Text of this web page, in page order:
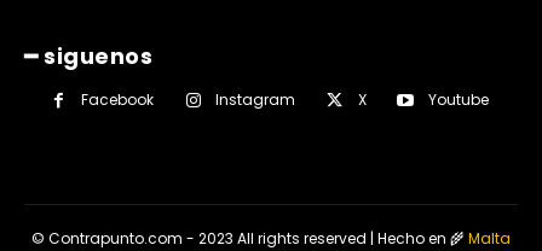
━ siguenos
Facebook Instagram X Youtube
© Contrapunto.com - 2023 All rights reserved | Hecho en 🌾Malta